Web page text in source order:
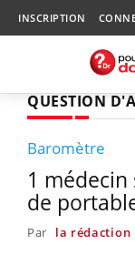
INSCRIPTION
QUESTION
Baromètre
1
de
Par la rédaction